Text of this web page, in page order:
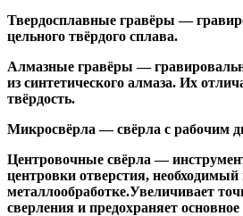
Твердосплавные гравёры —
цельного твёрдого сплава.
Алмазные гравёры —
из синтетического алмаза. Их
твёрдость.
Микросвёрла — свёрла с рабочим
Центровочные свёрла —
центровки отверстия, необходимый
металлообработке.Увеличивает
сверления и предохраняет